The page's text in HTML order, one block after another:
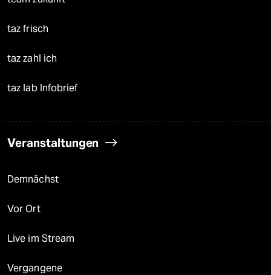
taz frisch
taz zahl ich
taz lab Infobrief
Veranstaltungen
Demnächst
Vor Ort
Live im Stream
Vergangene